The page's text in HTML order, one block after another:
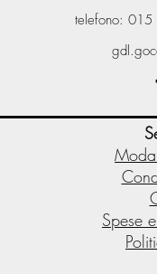
telefono:
Spese